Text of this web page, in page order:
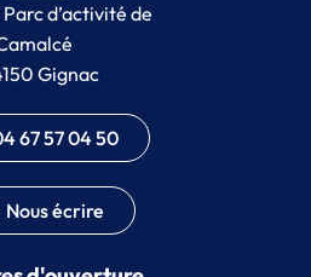
Parc d’activité de
Gignac
67 57 04 50
Nous écrire